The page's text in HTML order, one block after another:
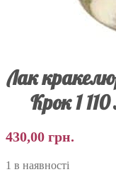
Лак
Крок 1
430,00 грн.
1 в наявності